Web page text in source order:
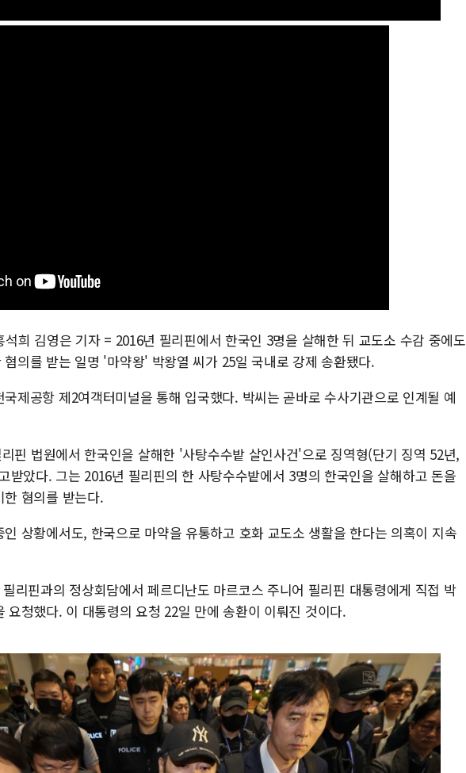
석희 김영은 기자 = 2016년 필리핀에서 한국인 3명을 살해한 뒤 교도소 수감 중에도
혐의를 받는 일명 '마약왕' 박왕열 씨가 25일 국내로 강제 송환됐다.
제공항 제2여객터미널을 통해 입국했다. 박씨는 곧바로 수사기관으로 인계될 예
핀 법원에서 한국인을 살해한 '사탕수수밭 살인사건'으로 징역형(단기 징역 52년,
받았다. 그는 2016년 필리핀의 한 사탕수수밭에서 3명의 한국인을 살해하고 돈을
혐의를 받는다.
상황에서도, 한국으로 마약을 유통하고 호화 교도소 생활을 한다는 의혹이 지속
리핀과의 정상회담에서 페르디난도 마르코스 주니어 필리핀 대통령에게 직접 박
요청했다. 이 대통령의 요청 22일 만에 송환이 이뤄진 것이다.